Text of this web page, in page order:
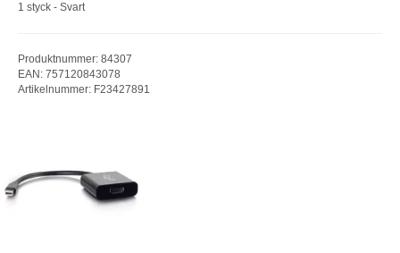
1 styck - Svart
Produktnummer: 84307
EAN: 757120843078
Artikelnummer: F23427891